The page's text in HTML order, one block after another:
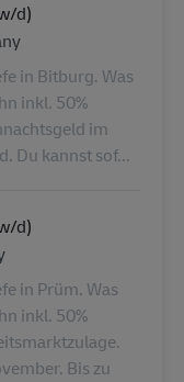
d)
in Bitburg. Was
inkl. 50%
im
Du kannst sof...
d)
in Prüm. Was
inkl. 50%
Bis zu